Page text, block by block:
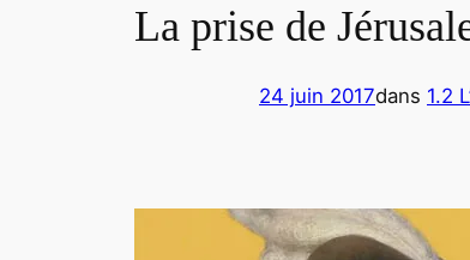
La prise de
24 juin 2017dans 1.2